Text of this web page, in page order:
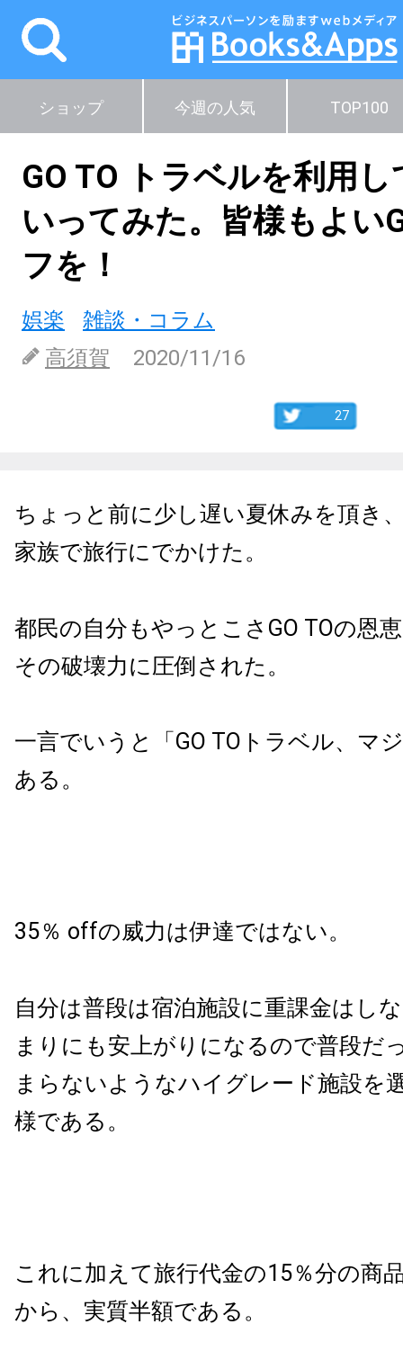
ショップ 今週の人気 TOP100
GO TO トラベルを利用
いってみた。皆様もよい
フを！
娯楽
雑談・コラム
高須賀
2020/11/16
27
ちょっと前に少し遅い夏休みを頂き
家族で旅行にでかけた。
都民の自分もやっとこさGO TOの恩
その破壊力に圧倒された。
一言でいうと「GO TOトラベル、マ
ある。
35％ offの威力は伊達ではない。
自分は普段は宿泊施設に重課金はし
まりにも安上がりになるので普段だ
まらないようなハイグレード施設を
様である。
これに加えて旅行代金の15％分の商
から、実質半額である。